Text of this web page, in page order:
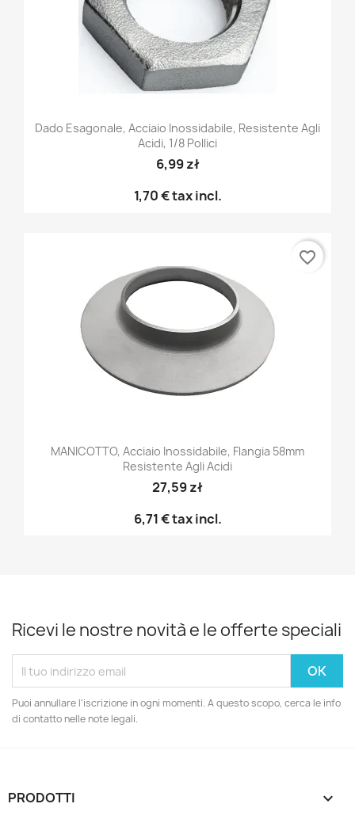
Dado Esagonale, Acciaio Inossidabile, Resistente Agli
Acidi, 1/8 Pollici
6,99 zł
1,70 €tax incl.
MANICOTTO, Acciaio Inossidabile, Flangia 58mm
Resistente Agli Acidi
27,59 zł
6,71 €tax incl.
favorite_border
Ricevi le nostre novità e le offerte speciali
Puoi annullare l'iscrizione in ogni momenti. A questo scopo, cerca le info
di contatto nelle note legali.
PRODOTTI 